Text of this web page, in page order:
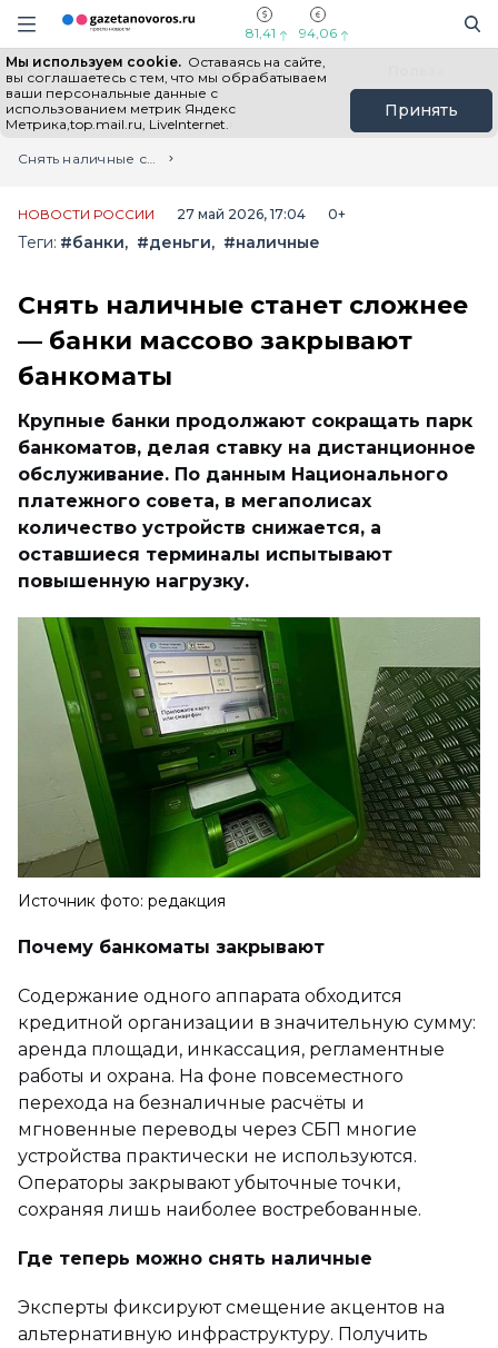
Информационный портал "ГазетаНоворос.ру"
Навигация сайта
81,41 94,06
Мы используем cookie. Оставаясь на сайте,
вы соглашаетесь с тем, что мы обрабатываем
ваши персональные данные с
использованием метрик Яндекс
Метрика,top.mail.ru, LiveInternet.
Принять
Все новости Новости России
Главная
Лента новостей
Снять наличные станет сложнее — банки массово закрывают банкоматы
НОВОСТИ РОССИИ 27 май 2026, 17:04 0+
Теги: #банки #деньги #наличные
Снять наличные станет сложнее
— банки массово закрывают
банкоматы
Крупные банки продолжают сокращать парк
банкоматов, делая ставку на дистанционное
обслуживание. По данным Национального
платежного совета, в мегаполисах
количество устройств снижается, а
оставшиеся терминалы испытывают
повышенную нагрузку.
Источник фото: редакция
Почему банкоматы закрывают
Содержание одного аппарата обходится
кредитной организации в значительную сумму:
аренда площади, инкассация, регламентные
работы и охрана. На фоне повсеместного
перехода на безналичные расчёты и
мгновенные переводы через СБП многие
устройства практически не используются.
Операторы закрывают убыточные точки,
сохраняя лишь наиболее востребованные.
Где теперь можно снять наличные
Эксперты фиксируют смещение акцентов на
альтернативную инфраструктуру. Получить